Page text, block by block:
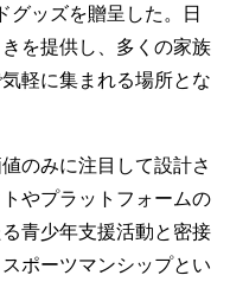
グッズを贈呈した。日
を提供し、多くの家族
軽に集まれる場所とな
のみに注目して設計さ
やプラットフォームの
青少年支援活動と密接
ポーツマンシップとい